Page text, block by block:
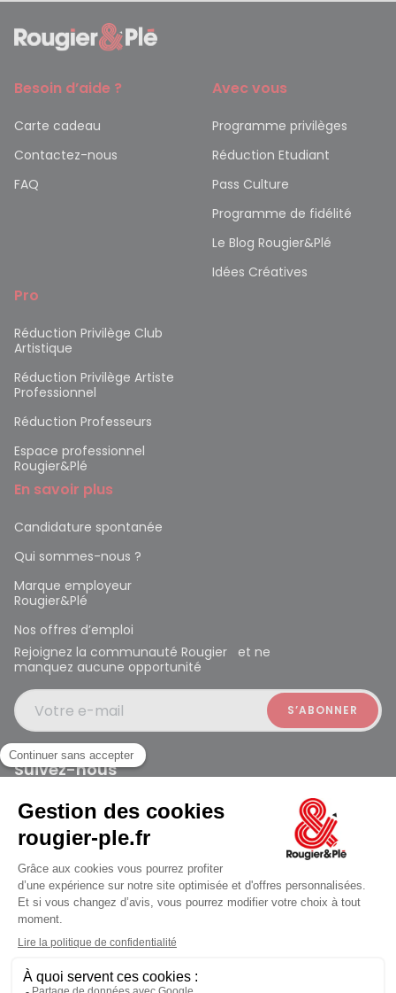
jusqu'au Mardi à 10:00
Besoin d’aide ?
Carte cadeau
Contactez-nous
FAQ
Avec vous
Programme privilèges
Réduction Etudiant
Pass Culture
Programme de fidélité
Le Blog Rougier&Plé
Idées Créatives
Pro
Réduction Privilège Club
Artistique
Réduction Privilège Artiste
Professionnel
Réduction Professeurs
Espace professionnel
Rougier&Plé
En savoir plus
Candidature spontanée
Qui sommes-nous ?
Marque employeur
Rougier&Plé
Nos offres d’emploi
Rejoignez la communauté Rougier et ne
manquez aucune opportunité
Votre e-mail
Suivez-nous
Rougier et Plé 2024 Copyright
Mentions légales
Conditions générales des ventes